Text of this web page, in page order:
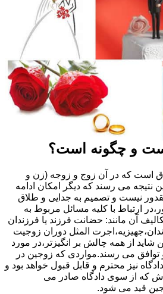
و چگونه است؟
است که در آن زوج و زوجه (زن و
نتیجه می رسند که دیگر امکان ادامه
نیست و تصمیم به جدایی و طلاق
ارتباط با کلیه مسائل مربوط به
آن مانند: حضانت فرزند یا فرزندان
المثل دوران زوجیت
از همه چالش بر انگیزتر،در مورد
و توافق می رسند.مواردی که زوجین در
نیز محترم و قابل قبول خواهد بود و
که از سوی دادگاه صادر می
قید می شود.